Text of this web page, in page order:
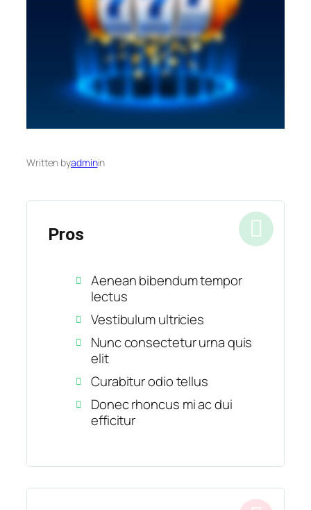
Written byadminin
Pros
Aenean bibendum tempor
lectus
Vestibulum ultricies
Nunc consectetur urna quis
elit
Curabitur odio tellus
Donec rhoncus mi ac dui
efficitur